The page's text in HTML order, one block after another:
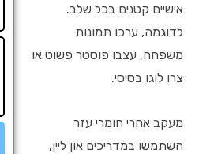
אישיים קטנים בכל שלב.
לדוגמה, ערכו תמונות
משפחה, עצבו פוסטר פשוט או
צרו לוגו בסיסי.
מעקב אחרי חומרי עזר
השתמשו במדריכים און ליין,